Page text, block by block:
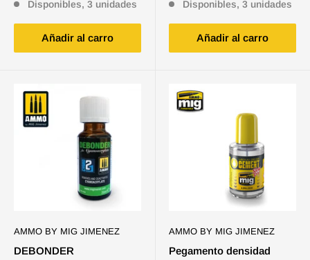
venta
Disponibles, 3 unidades
Añadir al carro
venta
Disponibles, 3 unidades
Añadir al carro
AMMO BY MIG JIMENEZ
DEBONDER
AMMO BY MIG JIMENEZ
Pegamento densidad